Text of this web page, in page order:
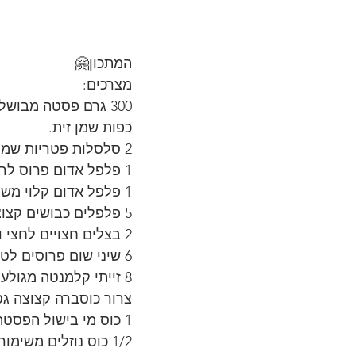
המתכון🤗
מצרכים:
כפות שמן זית.
2 סלסלות פטריות שמפניון חצויות לחצי ללא הרגליים.
1 פלפל אדום פרוס לרצועות.
1 פלפל אדום קלוי משימורים קצוץ.
5 פלפלים כבושים קצוצים.
2 בצלים חצויים לחצי ופרוסים לרצועות.
6 שיני שום פרוסים לטבעות.
8 זייתי קלמנטה מגולענים קצוצים גס
צרור כוסברה קצוצה
1 כוס מי בישול הפסטה
1/2 כוס נוזלים משימורים של הפלפל הקלוי.